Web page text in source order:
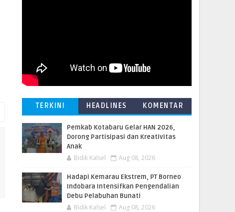
TERKINI HEADLINES KOMENTAR
Pemkab Kotabaru Gelar HAN 2026,
Dorong Partisipasi dan Kreativitas
Anak
Bidik Kalsel Aug 08, 2026
​Hadapi Kemarau Ekstrem, PT Borneo
Indobara Intensifkan Pengendalian
Debu Pelabuhan Bunati
Bidik Kalsel Aug 08, 2026